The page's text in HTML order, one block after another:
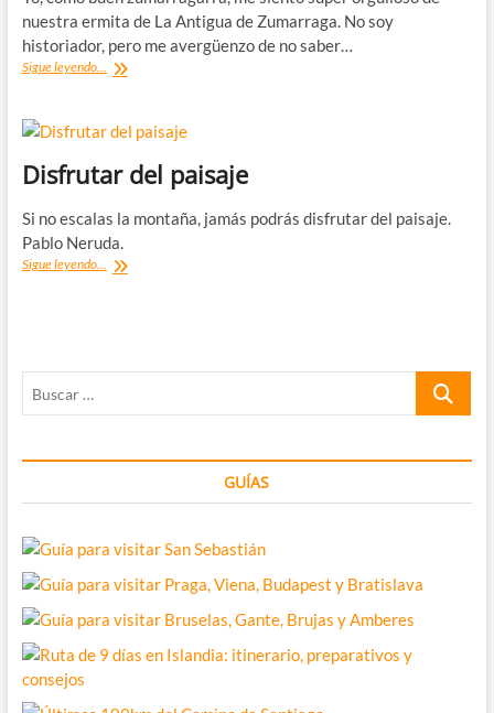
nuestra ermita de La Antigua de Zumarraga. No soy
historiador, pero me avergüenzo de no saber…
Sigue leyendo... La
Zumarraga,
Catedral
las
vascas
Disfrutar del paisaje
Si no escalas la montaña, jamás podrás disfrutar del paisaje.
Pablo Neruda.
Sigue leyendo... Disfrutar
Buscar
GUÍAS